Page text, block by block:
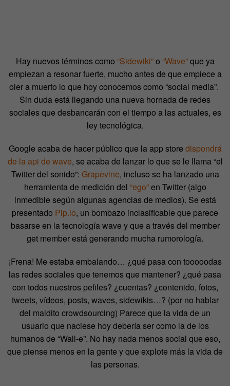
Hay nuevos términos como “Sidewiki”o “Wave”que ya
empiezan a resonar fuerte, mucho antes de que empiece a
oler a muerto lo que hoy conocemos como “social media”.
Sin duda está llegando una nueva hornada de redes
sociales que desbancarán con el tiempo a las actuales, es
ley tecnológica.
Google acaba de hacer público que la app store dispondrá
de la api de wave, se acaba de lanzar lo que se le llama “el
Twitter del sonido”: Grapevine, incluso se ha lanzado una
herramienta de medición del “ego”en Twitter (algo
inmedible según algunas agencias de medios). Se está
presentado Pip.io, un bombazo inclasificable que parece
basarse en la tecnología wave y que a través del member
get member está generando mucha rumorología.
¡Frena! Me estaba embalando… ¿qué pasa con tooooodas
las redes sociales que tenemos que mantener? ¿qué pasa
con todos nuestros pefiles? ¿cuentas? ¿contenido, fotos,
tweets, vídeos, posts, waves, sidewikis…? (por no hablar
del maldito crowdsourcing) Parece que la vida de un
usuario que naciese hoy debería ser como la de los
humanos de “Wall-e”. No hay nada menos social que eso,
que piense menos en la gente y que explote más la vida de
las personas.